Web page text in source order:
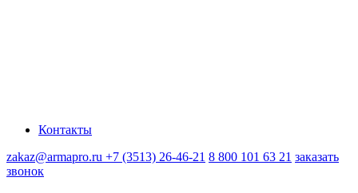
Контакты
zakaz@armapro.ru +7 (3513) 26-46-21 8 800 101 63 21 заказать
звонок